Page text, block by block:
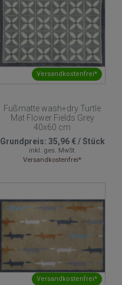
Versandkostenfrei*
Fußmatte wash+dry Turtle
Mat Flower Fields Grey
40x60 cm
Grundpreis: 35,96 €/Stück
inkl. ges. MwSt.
Versandkostenfrei*
Versandkostenfrei*